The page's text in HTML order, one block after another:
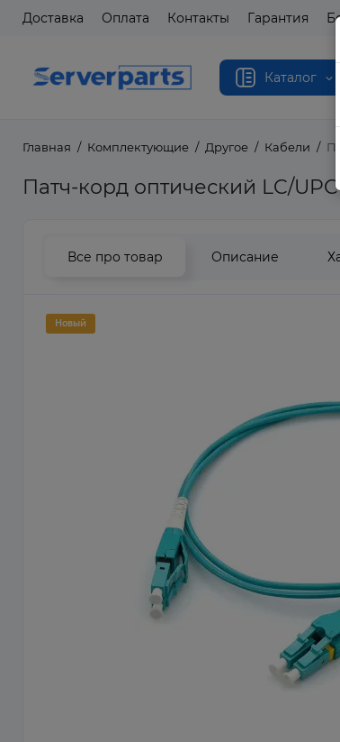
Доставка Оплата Контакты Гарантия
Каталог
Главная Комплектующие Другое Кабели
Патч-корд оптический LC/
Все про товар Описание
Новый